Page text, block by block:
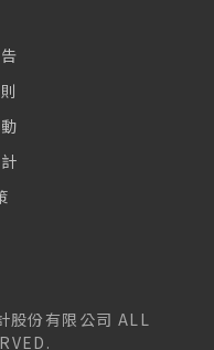
股份有限公司 ALL